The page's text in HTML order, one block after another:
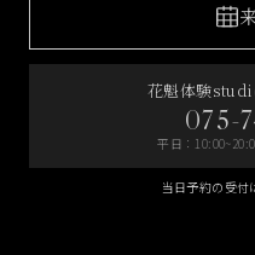
花魁体験
075-
平日：
当日予約の受付